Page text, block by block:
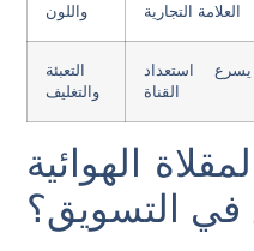
واللون
العلامة التجارية
التعبئة
والتغليف
يسرع استعداد
القناة
الهوائية
في التسويق؟